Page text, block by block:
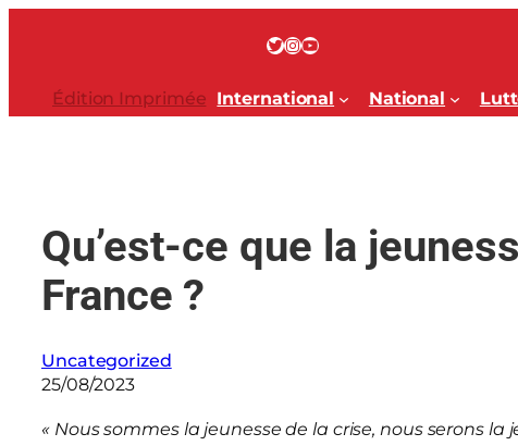
Twitter InstagramYouTube
Édition Imprimée International National
Qu’est-ce que la
France ?
Uncategorized
25/08/2023
« Nous sommes la jeunesse de la crise, nous serons la